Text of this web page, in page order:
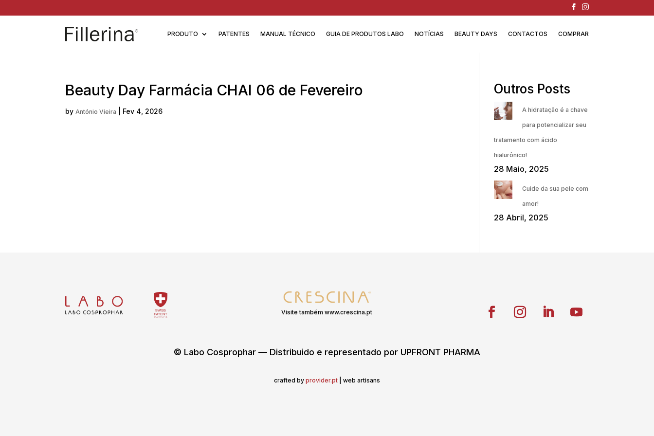
PRODUTO PATENTES MANUAL TÉCNICO GUIA DE PRODUTOS LABO NOTÍCIAS BEAUTY DAYS CONTACTOS COMPRAR
Beauty Day Farmácia CHAI 06 de Fevereiro
by António Vieira Fev 4, 2026
Outros Posts
A hidratação é a chave
para potencializar seu
tratamento com ácido
hialurônico!
28 Maio, 2025
Cuide da sua pele com
amor!
28 Abril, 2025
Visite também www.crescina.pt
© Labo Cosprophar — Distribuido e representado por UPFRONT PHARMA
crafted by provider.pt | web artisans